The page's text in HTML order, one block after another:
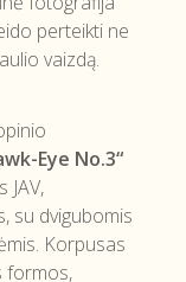
perteikti ne
vaizdą.
Eye No.3“
JAV,
su dvigubomis
Korpusas
formos,